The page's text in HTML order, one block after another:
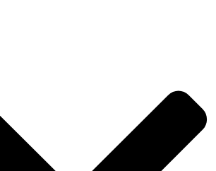
Uli Rothfuss